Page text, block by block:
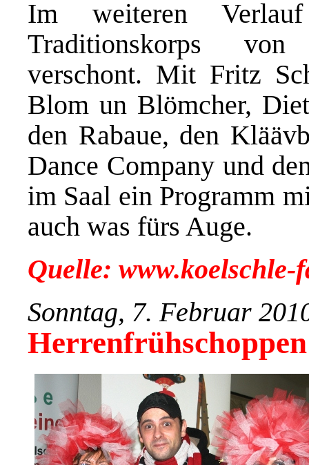
Im weiteren
Traditionskorps von
verschont. Mit Fritz
Blom un Blömcher,
den Rabaue, den
Dance Company und
im Saal ein Programm
auch was fürs Auge.
Quelle: www.koelschle-
Sonntag, 7. Februar